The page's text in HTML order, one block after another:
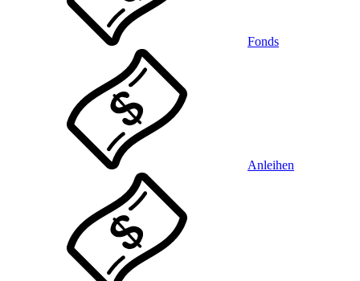
Fonds
Anleihen